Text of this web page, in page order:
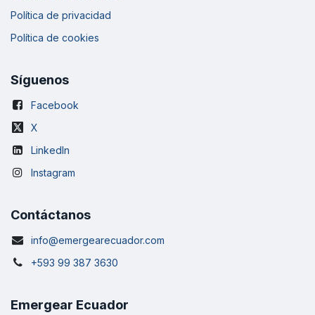
Política de privacidad
Política de cookies
Síguenos
Facebook
X
LinkedIn
Instagram
Contáctanos
info@emergearecuador.com
+593 99 387 3630
Emergear Ecuador